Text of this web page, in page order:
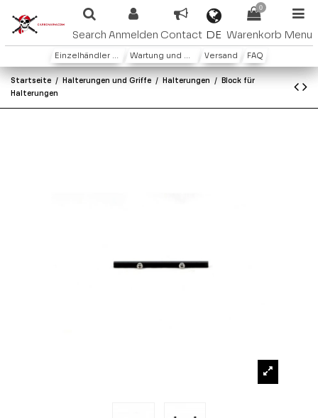
Search Anmelden Contact DE
0
Warenkorb Menu
Einzelhändler oder Distributoren Wartung und Garantie Versand FAQ
Startseite Halterungen und Griffe Halterungen
Block für
Halterungen